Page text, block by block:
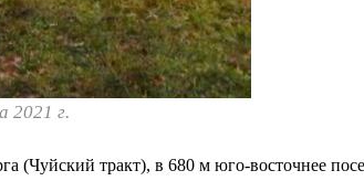
2021 г.
(Чуйский тракт), в 680 м юго-восточнее